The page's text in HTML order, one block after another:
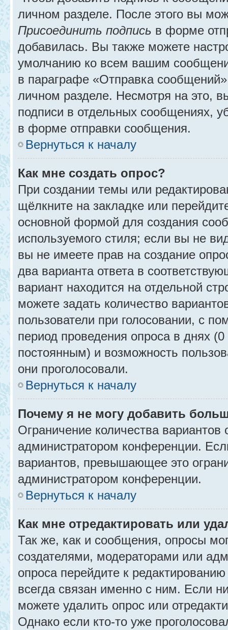
личном разделе. После этого вы
Присоединить подпись в форме
добавилась. Вы также можете
умолчанию ко всем вашим
в параграфе «Отправка
личном разделе. Несмотря на это,
подписи в отдельных сообщениях,
в форме отправки сообщения.
Вернуться к началу
Как мне создать опрос?
При создании темы или
щёлкните на закладке или
основной формой для создания
используемого стиля; если вы не
вы не имеете прав на создание
два варианта ответа в
вариант находится на отдельной
можете задать количество
пользователи при голосовании, с
период проведения опроса в днях (0
постоянным) и возможность
они проголосовали.
Вернуться к началу
Почему я не могу добавить
Ограничение количества вариантов
администратором конференции.
вариантов, превышающее это
администратором конференции.
Вернуться к началу
Как мне отредактировать или
Так же, как и сообщения, опросы
создателями, модераторами или
опроса перейдите к
всегда связан именно с ним. Если
можете удалить опрос или
Однако если кто-то уже